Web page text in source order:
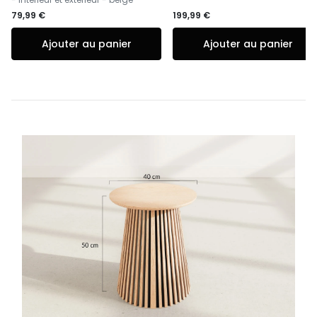
79,99 €
Ajouter au panier
199,99 €
Ajouter au panier